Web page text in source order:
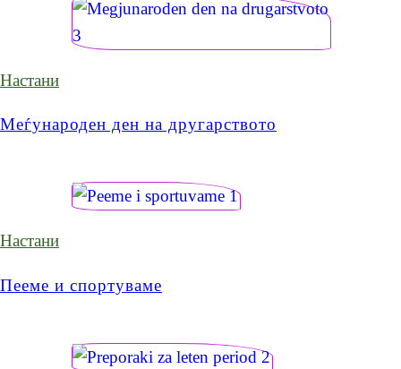
Настани
Меѓународен ден на другарството
Настани
Пееме и спортуваме